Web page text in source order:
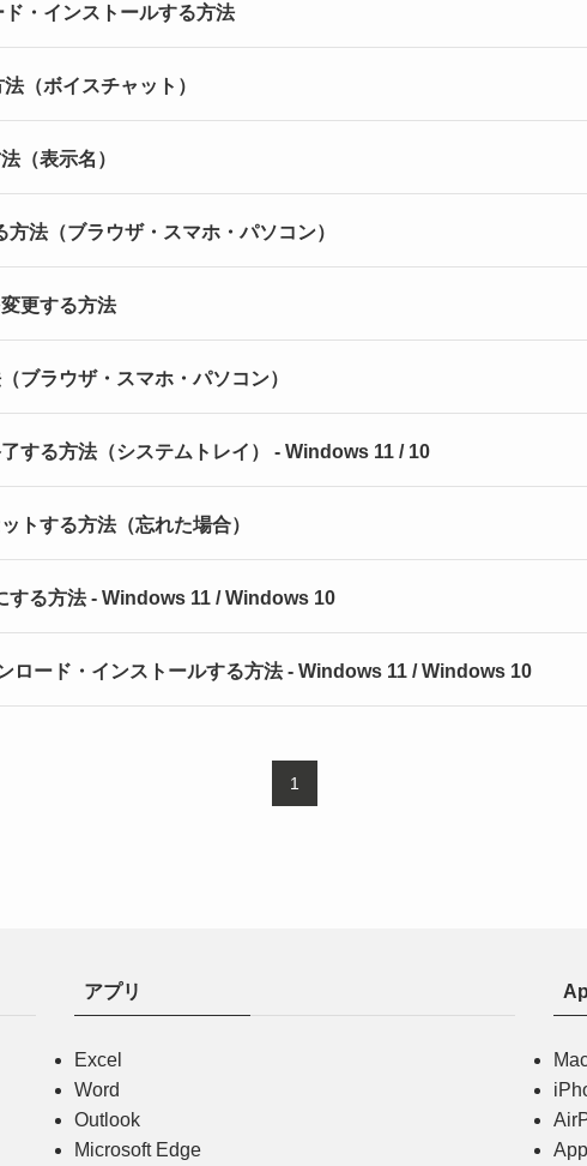
・インストールする方法
（ボイスチャット）
（表示名）
法（ブラウザ・スマホ・パソコン）
更する方法
ブラウザ・スマホ・パソコン）
する方法（システムトレイ） - Windows 11 / 10
トする方法（忘れた場合）
する方法 - Windows 11 / Windows 10
ロード・インストールする方法 - Windows 11 / Windows 10
1
アプリ
Excel
Word
Outlook
Microsoft Edge